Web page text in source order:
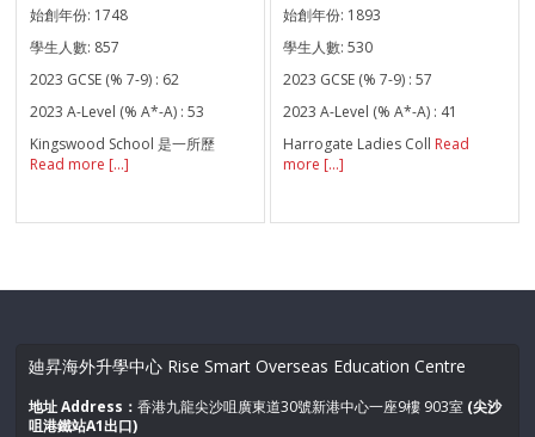
始創年份: 1748
學生人數: 857
2023 GCSE (% 7-9) : 62
2023 A-Level (% A*-A) : 53
Kingswood School 是一所歷
Read more [...]
始創年份: 1893
學生人數:530
2023 GCSE (% 7-9) :57
2023 A-Level (% A*-A) : 41
Harrogate Ladies Coll Read
more [...]
廸昇海外升學中心 Rise Smart Overseas Education Centre
地址 Address：香港九龍尖沙咀廣東道30號新港中心一座9樓 903室 (尖沙
咀港鐵站A1出口)